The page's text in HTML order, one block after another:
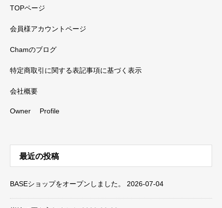
TOPページ
会員様アカウントページ
Chamのブログ
特定商取引に関する表記事項に基づく表示
会社概要
Owner Profile
最近の投稿
BASEショップをオープンしました。 2026-07-04